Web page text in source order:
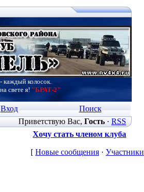
каждый колосок.
свете я! "БРАТ-2"
Вход
Поиск
Приветствую Вас, Гость· RSS
Хочу стать членом клуба
[ Новые сообщения · Участники